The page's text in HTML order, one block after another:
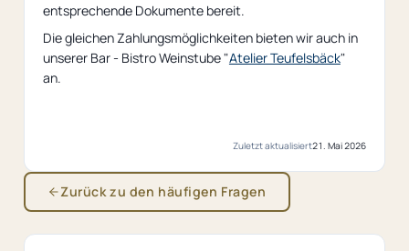
entsprechende Dokumente bereit.
Die gleichen Zahlungsmöglichkeiten bieten wir auch in
unserer Bar - Bistro Weinstube "Atelier Teufelsbäck"
an.
Zuletzt aktualisiert21. Mai 2026
Zurück zu den häufigen Fragen